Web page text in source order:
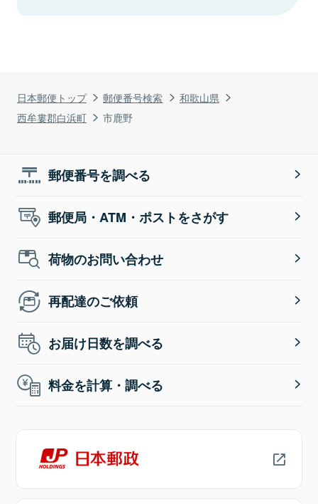
日本郵便トップ 郵便番号検索
和歌山県
西牟婁郡白浜町
市鹿野
郵便番号を調べる
郵便局・ATM・ポストをさがす
荷物のお問い合わせ
再配達のご依頼
お届け日数を調べる
料金を計算・調べる